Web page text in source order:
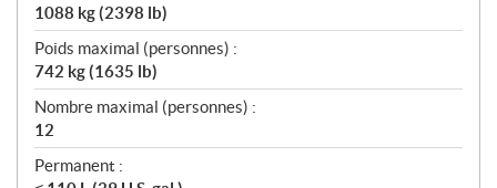
1088 kg (2398 lb)
Poids maximal (personnes) :
742 kg (1635 lb)
Nombre maximal (personnes) :
12
Permanent :